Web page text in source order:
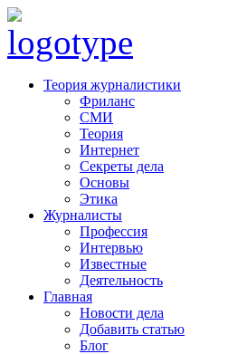
Теория журналистики
Фриланс
СМИ
Теория
Интернет
Секреты дела
Основы
Этика
Журналисты
Профессия
Интервью
Известные
Деятельность
Главная
Новости дела
Добавить статью
Блог